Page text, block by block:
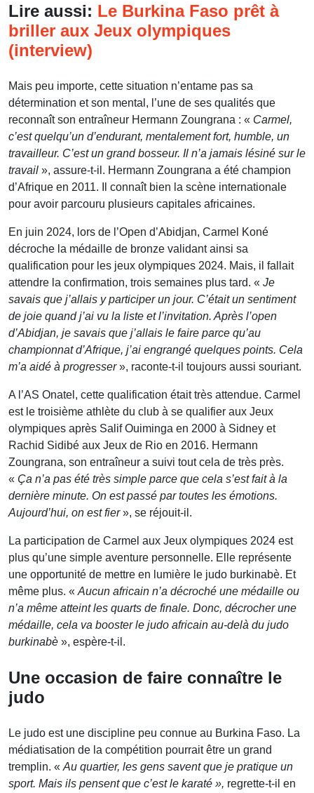
Lire aussi: Le Burkina Faso prêt à
briller aux Jeux olympiques
(interview)
Mais peu importe, cette situation n’entame pas sa
détermination et son mental, l’une de ses qualités que
reconnaît son entraîneur Hermann Zoungrana : « Carmel,
c’est quelqu’un d’endurant, mentalement fort, humble, un
travailleur. C’est un grand bosseur. Il n’a jamais lésiné sur le
travail », assure-t-il. Hermann Zoungrana a été champion
d’Afrique en 2011. Il connaît bien la scène internationale
pour avoir parcouru plusieurs capitales africaines.
En juin 2024, lors de l’Open d’Abidjan, Carmel Koné
décroche la médaille de bronze validant ainsi sa
qualification pour les jeux olympiques 2024. Mais, il fallait
attendre la confirmation, trois semaines plus tard. « Je
savais que j’allais y participer un jour. C’était un sentiment
de joie quand j’ai vu la liste et l’invitation. Après l’open
d’Abidjan, je savais que j’allais le faire parce qu’au
championnat d’Afrique, j’ai engrangé quelques points. Cela
m’a aidé à progresser», raconte-t-il toujours aussi souriant.
A l’AS Onatel, cette qualification était très attendue. Carmel
est le troisième athlète du club à se qualifier aux Jeux
olympiques après Salif Ouiminga en 2000 à Sidney et
Rachid Sidibé aux Jeux de Rio en 2016. Hermann
Zoungrana, son entraîneur a suivi tout cela de très près.
« Ça n’a pas été très simple parce que cela s’est fait à la
dernière minute. On est passé par toutes les émotions.
Aujourd’hui, on est fier», se réjouit-il.
La participation de Carmel aux Jeux olympiques 2024 est
plus qu’une simple aventure personnelle. Elle représente
une opportunité de mettre en lumière le judo burkinabè. Et
même plus. « Aucun africain n’a décroché une médaille ou
n’a même atteint les quarts de finale. Donc, décrocher une
médaille, cela va booster le judo africain au-delà du judo
burkinabè », espère-t-il.
Une occasion de faire connaître le
judo
Le judo est une discipline peu connue au Burkina Faso. La
médiatisation de la compétition pourrait être un grand
tremplin. « Au quartier, les gens savent que je pratique un
sport. Mais ils pensent que c’est le karaté », regrette-t-il en